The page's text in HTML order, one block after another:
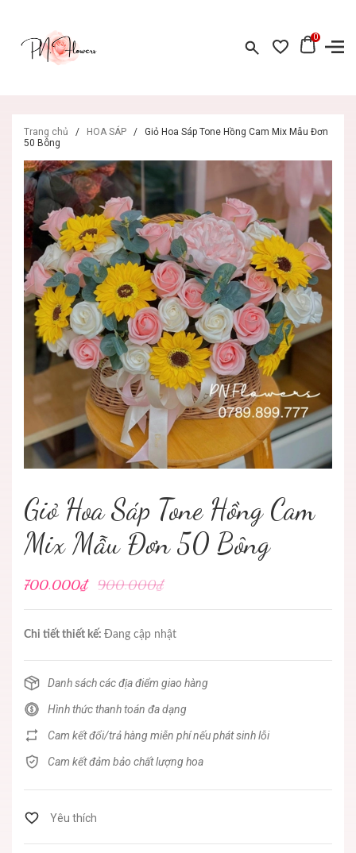
0
Trang chủ / HOA SÁP /
Giỏ Hoa Sáp Tone Hồng Cam Mix Mẫu Đơn
50 Bông
Giỏ Hoa Sáp Tone Hồng Cam
Mix Mẫu Đơn 50 Bông
700.000₫ 900.000₫
Chi tiết thiết kế: Đang cập nhật
Danh sách các địa điểm giao hàng
Hình thức thanh toán đa dạng
Cam kết đổi/trả hàng miễn phí nếu phát sinh lỗi
Cam kết đảm bảo chất lượng hoa